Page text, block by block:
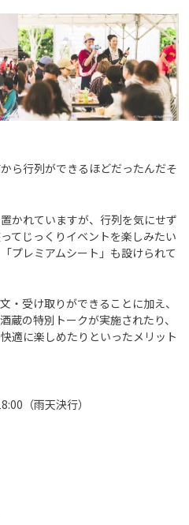
ら行列ができるほどだったんだそ
かれていますが、行列を気にせず
てじっくりイベントを楽しみたい
プレミアムシート」も設けられて
・受け取りができることに加え、
蔵の特別トークが実施されたり、
適に楽しめたりといったメリット
（雨天決行）